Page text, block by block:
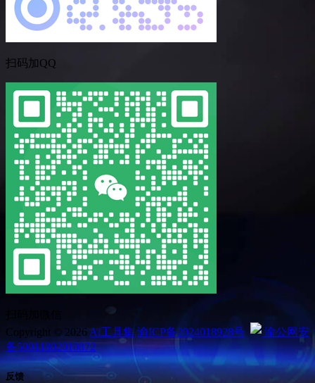
扫码加QQ
Copyright © 2026 Ai工具集 渝ICP备2024018928号
渝公网安
备50011802010872
反馈